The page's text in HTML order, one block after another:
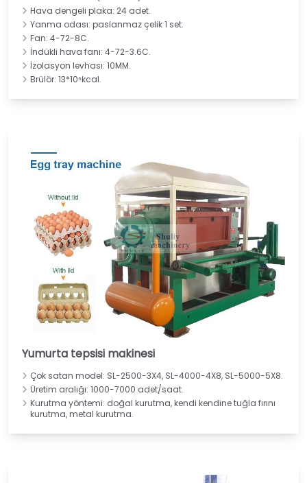
Hava dengeli plaka: 24 adet.
Yanma odası: paslanmaz çelik 1 set.
Fan: 4-72-8C.
İndükli hava fanı: 4-72-3.6C.
İzolasyon levhası: 10MM.
Brülör: 13*10⁵kcal.
Yumurta tepsisi makinesi
Çok satan model: SL-2500-3X4, SL-4000-4X8, SL-5000-5X8.
Üretim aralığı: 1000-7000 adet/saat.
Kurutma yöntemi: doğal kurutma, kendi kendine tuğla fırını
kurutma, metal kurutma.